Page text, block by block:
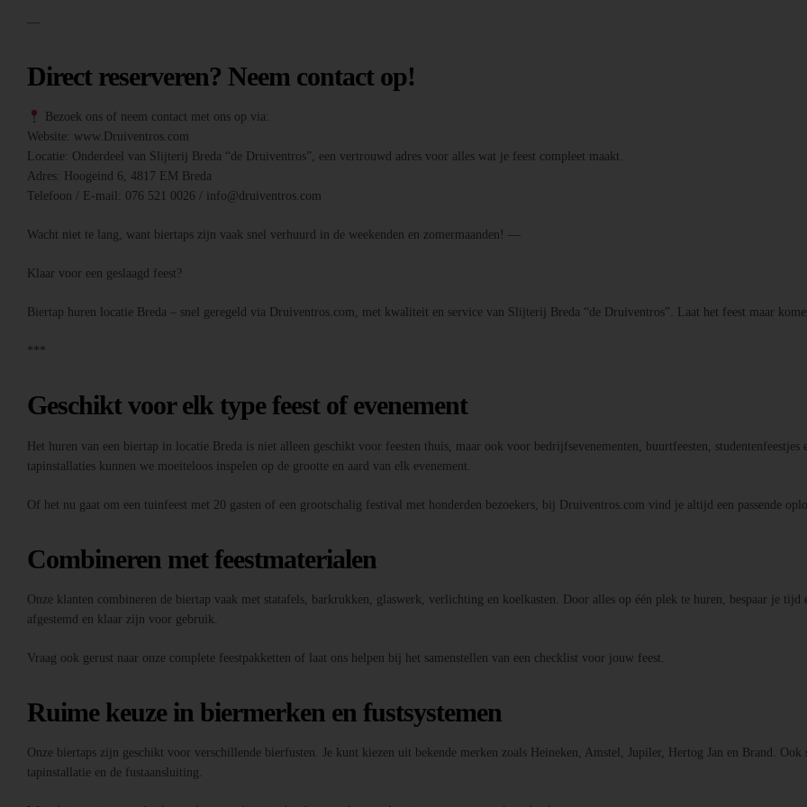
—
Direct reserveren? Neem contact op!
Bezoek ons of neem contact met ons op via:
Website: www.Druiventros.com
Locatie: Onderdeel van Slijterij Breda “de Druiventros”, een vertrouwd adres voor alles wat je feest compleet maakt.
Adres: Hoogeind 6, 4817 EM Breda
Telefoon / E-mail: 076 521 0026 / info@druiventros.com
Wacht niet te lang, want biertaps zijn vaak snel verhuurd in de weekenden en zomermaanden! —
Klaar voor een geslaagd feest?
Biertap huren locatie Breda – snel geregeld via Druiventros.com, met kwaliteit en service van Slijterij Breda “de Druiventros”. Laat het feest maar
***
Geschikt voor elk type feest of evenement
Het huren van een biertap in locatie Breda is niet alleen geschikt voor feesten thuis, maar ook voor bedrijfsevenementen, buurtfeesten,
tapinstallaties kunnen we moeiteloos inspelen op de grootte en aard van elk evenement.
Of het nu gaat om een tuinfeest met 20 gasten of een grootschalig festival met honderden bezoekers, bij Druiventros.com vind je altijd een passende
Combineren met feestmaterialen
Onze klanten combineren de biertap vaak met statafels, barkrukken, glaswerk, verlichting en koelkasten. Door alles op één plek te huren, bespaar je
afgestemd en klaar zijn voor gebruik.
Vraag ook gerust naar onze complete feestpakketten of laat ons helpen bij het samenstellen van een checklist voor jouw feest.
Ruime keuze in biermerken en fustsystemen
Onze biertaps zijn geschikt voor verschillende bierfusten. Je kunt kiezen uit bekende merken zoals Heineken, Amstel, Jupiler, Hertog Jan en Brand.
tapinstallatie en de fustaansluiting.